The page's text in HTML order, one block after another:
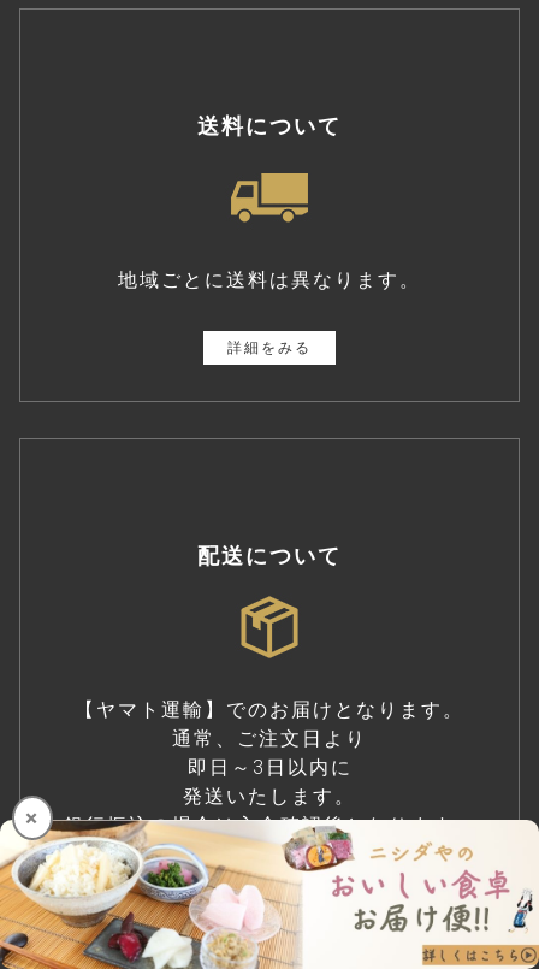
×
送料について
地域ごとに送料は異なります。
詳細をみる
配送について
【ヤマト運輸】でのお届けとなります。
通常、ご注文日より
即日～3日以内に
発送いたします。
銀行振込の場合は入金確認後となります。
詳細をみる